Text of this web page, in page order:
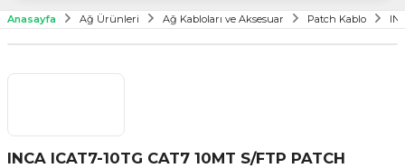
Anasayfa Ağ Ürünleri Ağ Kabloları ve Aksesuar Patch Kablo
INCA ICAT7-10TG CAT7 10MT S/FTP PATCH